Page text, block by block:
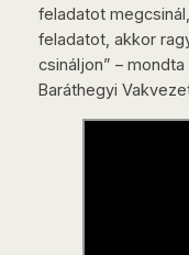
feladatot
feladatot, akkor
csináljon” –
Baráthegyi